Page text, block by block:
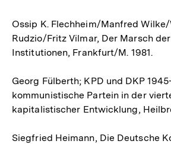
Ossip K. Flechheim/Manfred
Rudzio/Fritz Vilmar, Der Marsch
Institutionen, Frankfurt/M. 1981.
Georg Fülberth; KPD und DKP
kommunistische Partein in der
kapitalistischer Entwicklung,
Siegfried Heimann, Die Deutsche